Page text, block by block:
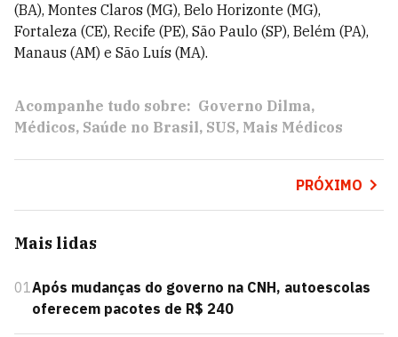
(BA), Montes Claros (MG), Belo Horizonte (MG),
Fortaleza (CE), Recife (PE), São Paulo (SP), Belém (PA),
Manaus (AM) e São Luís (MA).
Acompanhe tudo sobre: Governo Dilma
Médicos Saúde no Brasil SUS Mais Médicos
PRÓXIMO
Mais lidas
01Após mudanças do governo na CNH, autoescolas
oferecem pacotes de R$ 240